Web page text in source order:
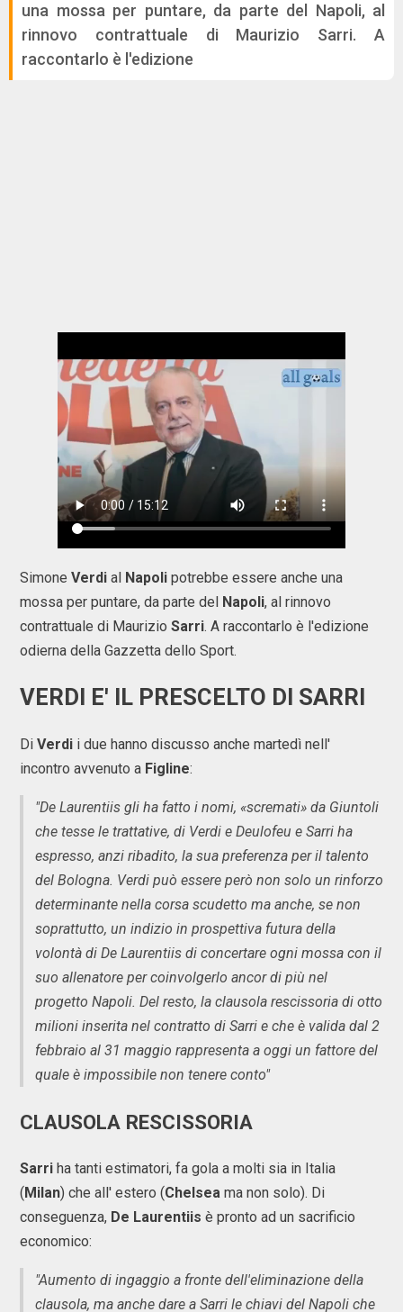
una mossa per puntare, da parte del Napoli, al
rinnovo contrattuale di Maurizio Sarri. A
raccontarlo è l'edizione
Simone Verdi al Napoli potrebbe essere anche una
mossa per puntare, da parte del Napoli, al rinnovo
contrattuale di Maurizio Sarri. A raccontarlo è l'edizione
odierna della Gazzetta dello Sport.
VERDI E' IL PRESCELTO DI SARRI
Di Verdi i due hanno discusso anche martedì nell'
incontro avvenuto a Figline:
"De Laurentiis gli ha fatto i nomi, «scremati» da Giuntoli
che tesse le trattative, di Verdi e Deulofeu e Sarri ha
espresso, anzi ribadito, la sua preferenza per il talento
del Bologna. Verdi può essere però non solo un rinforzo
determinante nella corsa scudetto ma anche, se non
soprattutto, un indizio in prospettiva futura della
volontà di De Laurentiis di concertare ogni mossa con il
suo allenatore per coinvolgerlo ancor di più nel
progetto Napoli. Del resto, la clausola rescissoria di otto
milioni inserita nel contratto di Sarri e che è valida dal 2
febbraio al 31 maggio rappresenta a oggi un fattore del
quale è impossibile non tenere conto"
CLAUSOLA RESCISSORIA
Sarri ha tanti estimatori, fa gola a molti sia in Italia
( Milan) che all' estero (Chelsea ma non solo). Di
conseguenza, De Laurentiis è pronto ad un sacrificio
economico:
"Aumento di ingaggio a fronte dell'eliminazione della
clausola, ma anche dare a Sarri le chiavi del Napoli che